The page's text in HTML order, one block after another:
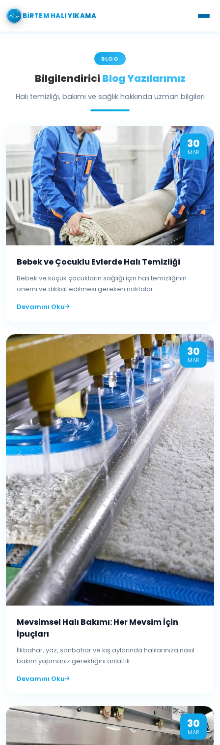
BIRTEM HALI YIKAMA
BLOG
Bilgilendirici Blog Yazılarımız
Halı temizliği, bakımı ve sağlık hakkında uzman bilgileri
30
MAR
Bebek ve Çocuklu Evlerde Halı Temizliği
Bebek ve küçük çocukların sağlığı için halı temizliğinin
önemi ve dikkat edilmesi gereken noktalar....
Devamını Oku
30
MAR
Mevsimsel Halı Bakımı: Her Mevsim İçin
İpuçları
İlkbahar, yaz, sonbahar ve kış aylarında halılarınıza nasıl
bakım yapmanız gerektiğini anlattık....
Devamını Oku
30
MAR